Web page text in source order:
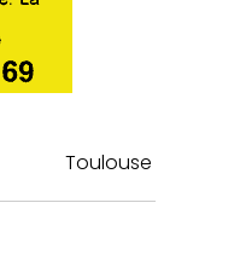
Toulouse